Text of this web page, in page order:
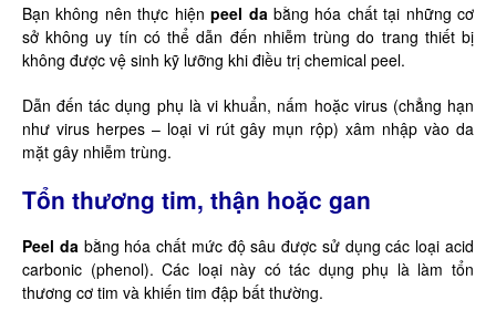
Bạn không nên thực hiệnpeel da bằng hóa chất tại những cơ
sở không uy tín có thể dẫn đến nhiễm trùng do trang thiết bị
không được vệ sinh kỹ lưỡng khi điều trị chemical peel.
Dẫn đến tác dụng phụ là vi khuẩn, nấm hoặc virus (chẳng hạn
như virus herpes – loại vi rút gây mụn rộp) xâm nhập vào da
mặt gây nhiễm trùng.
Tổn thương tim, thận hoặc gan
Peel da bằng hóa chất mức độ sâu được sử dụng các loại acid
carbonic (phenol). Các loại này có tác dụng phụ là làm tổn
thương cơ tim và khiến tim đập bất thường.